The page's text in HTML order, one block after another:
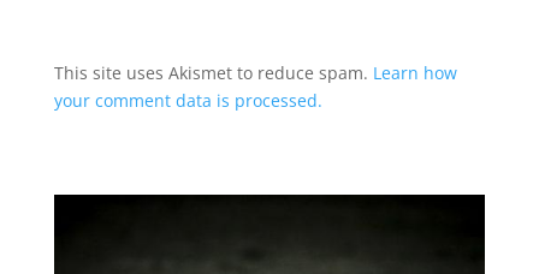
This site uses Akismet to reduce spam. Learn how
your comment data is processed.